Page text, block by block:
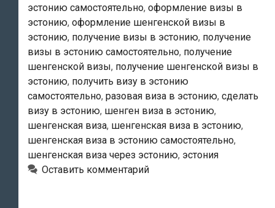
Эстонию?
эстонию самостоятельно, оформление визы в
эстонию, оформление шенгенской визы в
эстонию, получение визы в эстонию, получение
визы в эстонию самостоятельно, получение
шенгенской визы, получение шенгенской визы в
эстонию, получить визу в эстонию
самостоятельно, разовая виза в эстонию, сделать
визу в эстонию, шенген виза в эстонию,
шенгенская виза, шенгенская виза в эстонию,
шенгенская виза в эстонию самостоятельно,
шенгенская виза через эстонию, эстония
Оставить комментарий